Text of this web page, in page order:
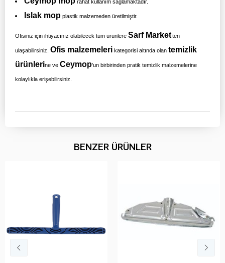
rahat kullanım sağlamaktadır.
Islak mop plastik malzemeden üretilmiştir.
Ofisiniz için ihtiyacınız olabilecek tüm ürünlere Sarf Market’ten
ulaşabilirsiniz. Ofis malzemeleri kategorisi altında olan temizlik
ürünlerine ve Ceymop’un birbirinden pratik temizlik malzemelerine
kolaylıkla erişebilirsiniz.
BENZER ÜRÜNLER